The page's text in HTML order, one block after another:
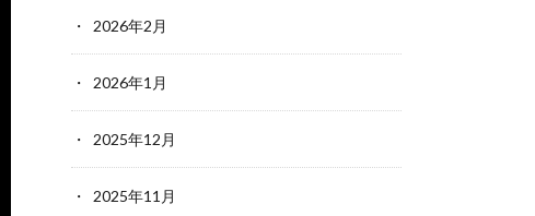
2026年2月
2026年1月
2025年12月
2025年11月